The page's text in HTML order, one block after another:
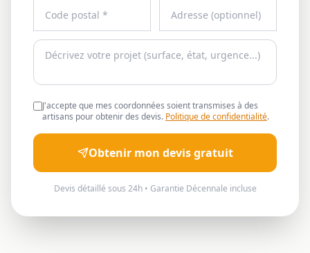
J'accepte que mes coordonnées soient transmises à des
artisans pour obtenir des devis. Politique de confidentialité.
Obtenir mon devis gratuit
Devis détaillé sous 24h • Garantie Décennale incluse